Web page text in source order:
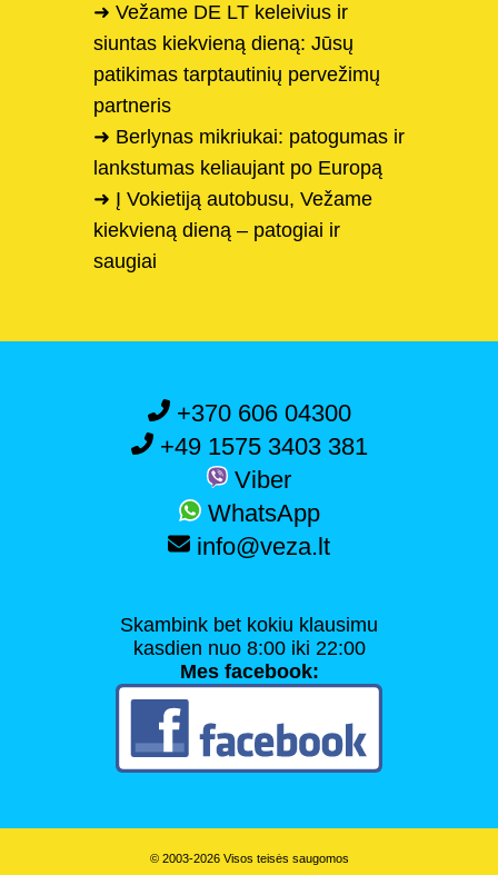
➜ Vežame DE LT keleivius ir
siuntas kiekvieną dieną: Jūsų
patikimas tarptautinių pervežimų
partneris
➜ Berlynas mikriukai: patogumas ir
lankstumas keliaujant po Europą
➜ Į Vokietiją autobusu, Vežame
kiekvieną dieną – patogiai ir
saugiai
+370 606 04300
+49 1575 3403 381
Viber
WhatsApp
info@veza.lt
Skambink bet kokiu klausimu
kasdien nuo 8:00 iki 22:00
Mes facebook:
© 2003-2026 Visos teisės saugomos